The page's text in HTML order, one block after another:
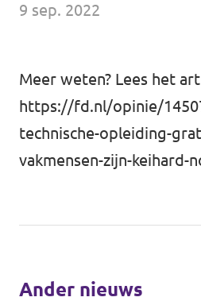
Doneer
Volt There -
9 sep. 2022
Meer weten? Lees het
https://fd.nl/opinie/
technische-opleiding-
vakmensen-zijn-keihard-
Ander nieuws